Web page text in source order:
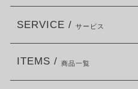
SERVICE / サービス
ITEMS / 商品一覧